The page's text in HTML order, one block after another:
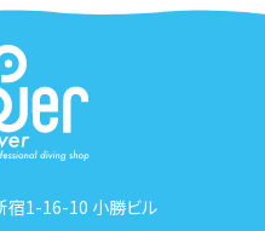
宿1-16-10 小勝ビル